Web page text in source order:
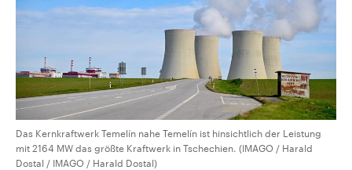
Das Kernkraftwerk Temelín nahe Temelín ist hinsichtlich der Leistung
mit 2164 MW das größte Kraftwerk in Tschechien. (IMAGO / Harald
Dostal / IMAGO / Harald Dostal)